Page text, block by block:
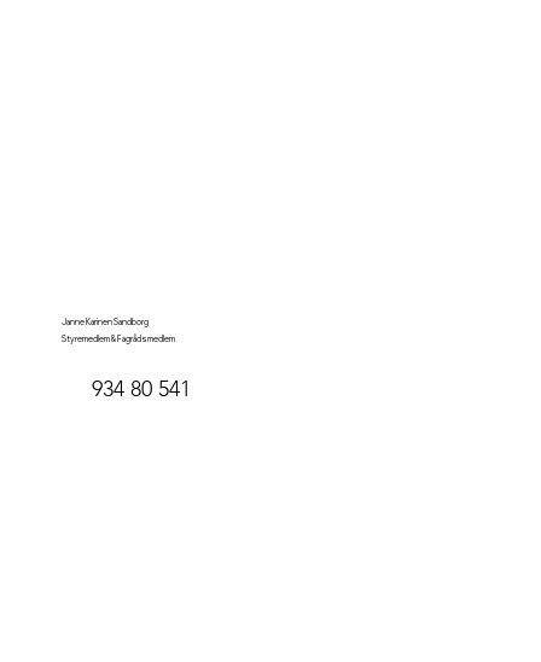
Janne Karinen Sandborg
934 80 541
Styremedlem & Fagrådsmedlem